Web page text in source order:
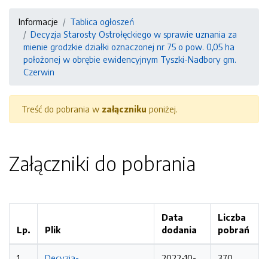
Informacje
Tablica ogłoszeń
Decyzja Starosty Ostrołęckiego w sprawie uznania za
mienie grodzkie działki oznaczonej nr 75 o pow. 0,05 ha
położonej w obrębie ewidencyjnym Tyszki-Nadbory gm.
Czerwin
Treść do pobrania w załączniku poniżej.
Załączniki do pobrania
Lp. Plik
Data
dodania
Liczba
pobrań